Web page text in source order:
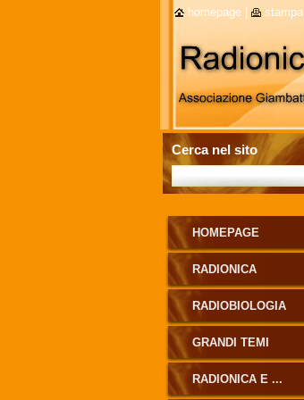
HOMEPAGE
RADIONICA
RADIOBIOLOGIA
GRANDI TEMI
RADIONICA E ...
Cerca nel sito
homepage stampa